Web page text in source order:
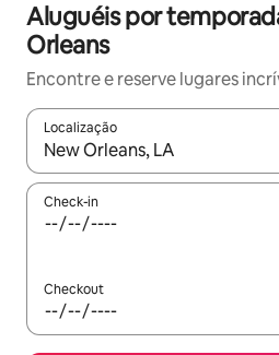
Aluguéis por
Orleans
Encontre e reserve lugares
Localização
Quando os resultados
Check-in
Checkout